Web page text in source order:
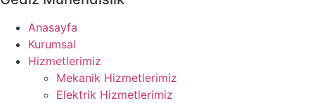
Anasayfa
Kurumsal
Hizmetlerimiz
Mekanik Hizmetlerimiz
Elektrik Hizmetlerimiz